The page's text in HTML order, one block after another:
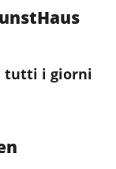
tutti i giorni